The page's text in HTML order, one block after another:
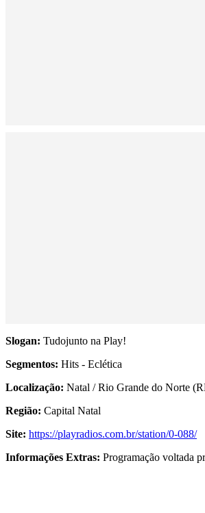
Slogan: Tudojunto na Play!
Segmentos: Hits - Eclética
Localização: Natal / Rio Grande do Norte
Região: Capital Natal
Site: https://playradios.com.br/station/0-088/
Informações Extras: Programação voltada